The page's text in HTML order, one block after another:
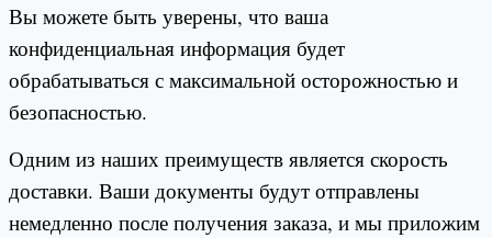
Вы можете быть уверены, что ваша
конфиденциальная информация будет
обрабатываться с максимальной осторожностью и
безопасностью.
Одним из наших преимуществ является скорость
доставки. Ваши документы будут отправлены
немедленно после получения заказа, и мы приложим